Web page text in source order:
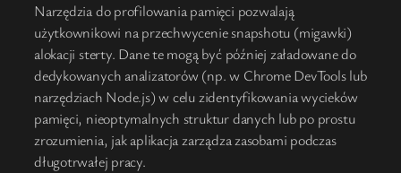
Narzędzia do profilowania pamięci pozwalają
użytkownikowi na przechwycenie snapshotu (migawki)
alokacji sterty. Dane te mogą być później załadowane do
dedykowanych analizatorów (np. w Chrome DevTools lub
narzędziach Node.js) w celu zidentyfikowania wycieków
pamięci, nieoptymalnych struktur danych lub po prostu
zrozumienia, jak aplikacja zarządza zasobami podczas
długotrwałej pracy.